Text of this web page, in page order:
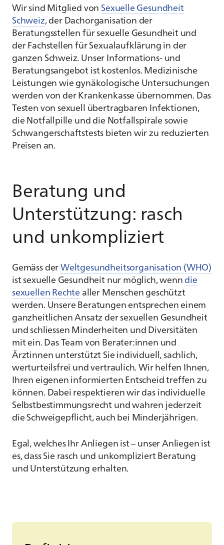
Wir sind Mitglied von Sexuelle Gesundheit
Schweiz, der Dachorganisation der
Beratungsstellen für sexuelle Gesundheit und
der Fachstellen für Sexualaufklärung in der
ganzen Schweiz. Unser Informations- und
Beratungsangebot ist kostenlos. Medizinische
Leistungen wie gynäkologische Untersuchungen
werden von der Krankenkasse übernommen. Das
Testen von sexuell übertragbaren Infektionen,
die Notfallpille und die Notfallspirale sowie
Schwangerschaftstests bieten wir zu reduzierten
Preisen an.
Beratung und
Unterstützung: rasch
und unkompliziert
Gemäss derWeltgesundheitsorganisation (WHO)
ist sexuelle Gesundheit nur möglich, wenn die
sexuellen Rechte aller Menschen geschützt
werden. Unsere Beratungen entsprechen einem
ganzheitlichen Ansatz der sexuellen Gesundheit
und schliessen Minderheiten und Diversitäten
mit ein. Das Team von Berater:innen und
Ärztinnen unterstützt Sie individuell, sachlich,
werturteilsfrei und vertraulich. Wir helfen Ihnen,
Ihren eigenen informierten Entscheid treffen zu
können. Dabei respektieren wir das individuelle
Selbstbestimmungsrecht und wahren jederzeit
die Schweigepflicht, auch bei Minderjährigen.
Egal, welches Ihr Anliegen ist – unser Anliegen ist
es, dass Sie rasch und unkompliziert Beratung
und Unterstützung erhalten.